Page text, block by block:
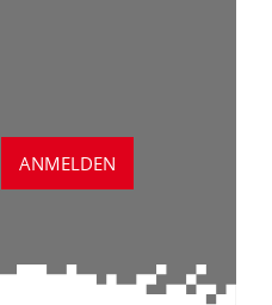
ANMELDEN